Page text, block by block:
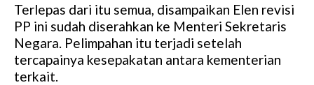
Terlepas dari itu semua, disampaikan Elen revisi
PP ini sudah diserahkan ke Menteri Sekretaris
Negara. Pelimpahan itu terjadi setelah
tercapainya kesepakatan antara kementerian
terkait.